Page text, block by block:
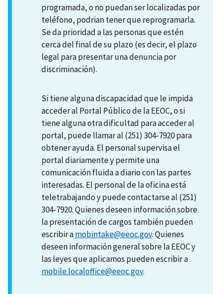
programada, o no puedan ser localizadas por
teléfono, podrian tener que reprogramarla.
Se da prioridad a las personas que estén
cerca del final de su plazo (es decir, el plazo
legal para presentar una denuncia por
discriminación).
Si tiene alguna discapacidad que le impida
acceder al Portal Público de la EEOC, o si
tiene alguna otra dificultad para acceder al
portal, puede llamar al (251) 304-7920 para
obtener ayuda. El personal supervisa el
portal diariamente y permite una
comunicación fluida a diario con las partes
interesadas. El personal de la oficina está
teletrabajando y puede contactarse al (251)
304-7920. Quienes deseen información sobre
la presentación de cargos también pueden
escribir amobintake@eeoc.gov. Quienes
deseen información general sobre la EEOC y
las leyes que aplicamos pueden escribir a
mobile.localoffice@eeoc.gov.